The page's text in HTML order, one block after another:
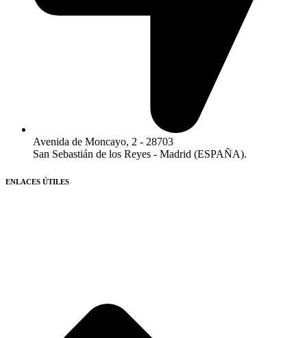
Avenida de Moncayo, 2 - 28703
San Sebastián de los Reyes - Madrid (ESPAÑA).​
ENLACES ÚTILES